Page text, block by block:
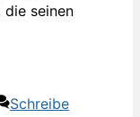
die seinen
Schreibe